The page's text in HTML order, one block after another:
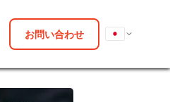
お問い合わせ